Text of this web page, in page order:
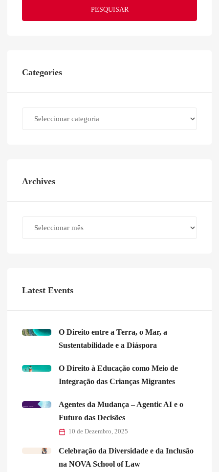
PESQUISAR
Categories
Archives
Latest Events
O Direito entre a Terra, o Mar, a
Sustentabilidade e a Diáspora
O Direito à Educação como Meio de
Integração das Crianças Migrantes
Agentes da Mudança – Agentic AI e o
Futuro das Decisões
10 de Dezembro, 2025
Celebração da Diversidade e da Inclusão
na NOVA School of Law